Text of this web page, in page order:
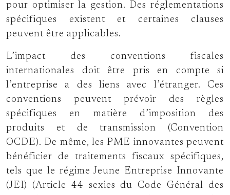
pour optimiser la gestion. Des réglementations
spécifiques existent et certaines clauses
peuvent être applicables.
L’impact des conventions fiscales
internationales doit être pris en compte si
l’entreprise a des liens avec l’étranger. Ces
conventions peuvent prévoir des règles
spécifiques en matière d’imposition des
produits et de transmission (Convention
OCDE). De même, les PME innovantes peuvent
bénéficier de traitements fiscaux spécifiques,
tels que le régime Jeune Entreprise Innovante
(JEI) (Article 44 sexies du Code Général des